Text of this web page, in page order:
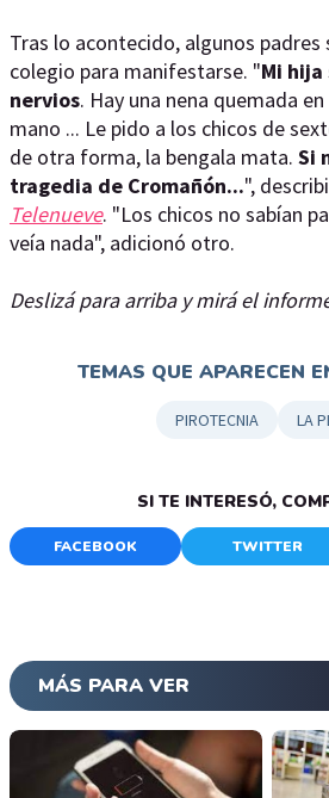
Tras lo acontecido, algunos padres
colegio para manifestarse. "Mi
nervios. Hay una nena quemada
mano ... Le pido a los chicos de
de otra forma, la bengala mata. Si
tragedia de Cromañón...",
Telenueve. "Los chicos no sabían
veía nada", adicionó otro.
Deslizá para arriba y mirá el
TEMAS QUE APARECEN
PIROTECNIA LA
SI TE INTERESÓ,
FACEBOOK TWITTER
MÁS PARA VER